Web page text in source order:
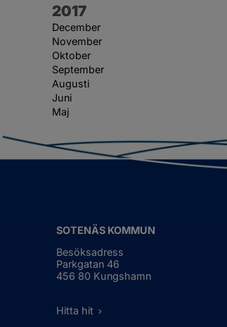
År:
2017
December
November
Oktober
September
Augusti
Juni
Maj
SOTENÄS KOMMUN
Besöksadress
Parkgatan 46
456 80 Kungshamn
Hitta hit